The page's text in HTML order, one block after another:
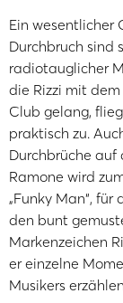
Ein wesentlicher
Durchbruch sind
radiotauglicher
die Rizzi mit
Club gelang,
praktisch zu.
Durchbrüche auf
Ramone wird
„Funky Man“, für
den bunt
Markenzeichen
er einzelne
Musikers